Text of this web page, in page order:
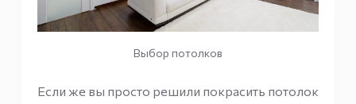
Выбор потолков
Если же вы просто решили покрасить потолок